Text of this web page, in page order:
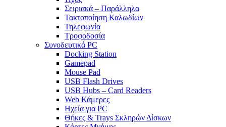
Σειριακά – Παράλληλα
Τακτοποίηση Καλωδίων
Τηλεφωνία
Τροφοδοσία
Συνοδευτικά PC
Docking Station
Gamepad
Mouse Pad
USB Flash Drives
USB Hubs – Card Readers
Web Κάμερες
Ηχεία για PC
Θήκες & Trays Σκληρών Δίσκων